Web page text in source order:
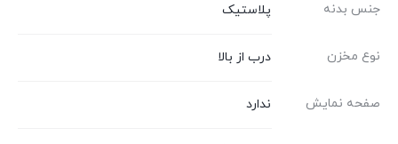
جنس بدنه پلاستیک
نوع مخزن درب از بالا
صفحه نمایش ندارد